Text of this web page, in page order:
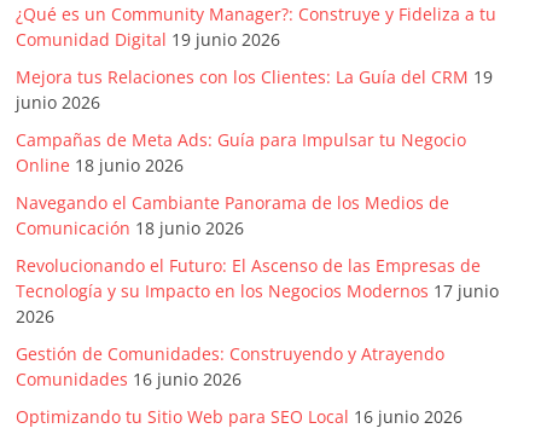
¿Qué es un Community Manager?: Construye y Fideliza a tu
Comunidad Digital 19 junio 2026
Mejora tus Relaciones con los Clientes: La Guía del CRM 19
junio 2026
Campañas de Meta Ads: Guía para Impulsar tu Negocio
Online 18 junio 2026
Navegando el Cambiante Panorama de los Medios de
Comunicación 18 junio 2026
Revolucionando el Futuro: El Ascenso de las Empresas de
Tecnología y su Impacto en los Negocios Modernos 17 junio
2026
Gestión de Comunidades: Construyendo y Atrayendo
Comunidades 16 junio 2026
Optimizando tu Sitio Web para SEO Local 16 junio 2026